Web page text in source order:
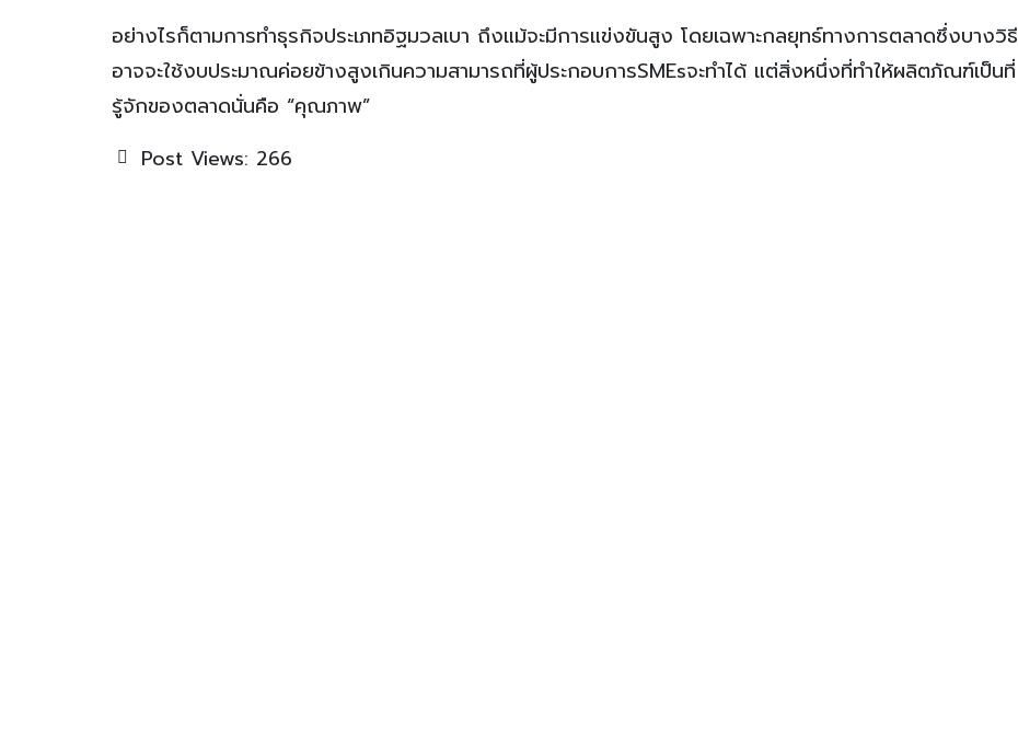
อย่างไรก็ตามการทำธุรกิจประเภทอิฐมวลเบา ถึงแม้จะมีการแข่งขันสูง โดยเฉพาะกลยุทธ์ทางการตลาดซึ่งบางวิธี
อาจจะใช้งบประมาณค่อยข้างสูงเกินความสามารถที่ผู้ประกอบการSMEsจะทำได้ แต่สิ่งหนึ่งที่ทำให้ผลิตภัณฑ์เป็นที่
รู้จักของตลาดนั่นคือ “คุณภาพ”
Post Views: 266